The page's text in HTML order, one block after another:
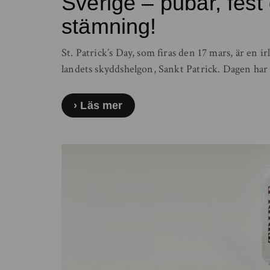
stämning!
St. Patrick’s Day, som firas den 17 mars, är en
landets skyddshelgon, Sankt Patrick. Dagen
Läs mer